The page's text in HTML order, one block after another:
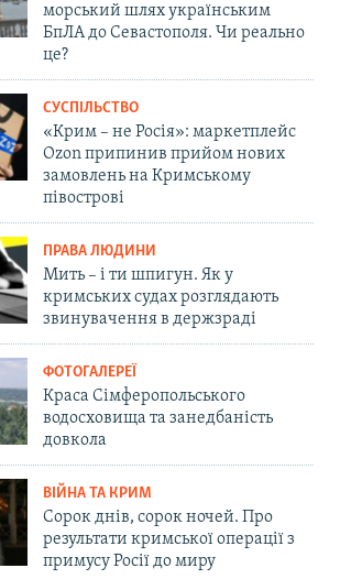
морський шлях українським
БпЛА до Севастополя. Чи реально
це?
СУСПІЛЬСТВО
«Крим – не Росія»: маркетплейс
Ozon припинив прийом нових
замовлень на Кримському
півострові
ПРАВА ЛЮДИНИ
Мить – і ти шпигун. Як у
кримських судах розглядають
звинувачення в держзраді
ФОТОГАЛЕРЕЇ
Краса Сімферопольського
водосховища та занедбаність
довкола
ВІЙНА ТА КРИМ
Сорок днів, сорок ночей. Про
результати кримської операції з
примусу Росії до миру